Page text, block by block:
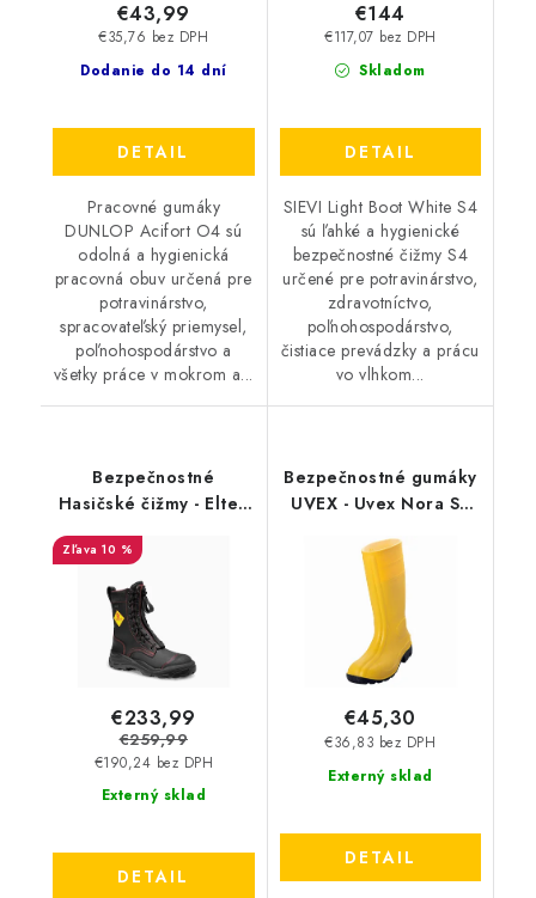
Dodanie do 14 dní
€35,76 bez DPH
€43,99
DETAIL
Pracovné gumáky
DUNLOP Acifort O4 sú
odolná a hygienická
pracovná obuv určená pre
potravinárstvo,
spracovateľský priemysel,
poľnohospodárstvo a
všetky práce v mokrom a...
Skladom
€117,07 bez DPH
€144
DETAIL
SIEVI Light Boot White S4
sú ľahké a hygienické
bezpečnostné čižmy S4
určené pre potravinárstvo,
zdravotníctvo,
poľnohospodárstvo,
čistiace prevádzky a prácu
vo vlhkom...
Bezpečnostné
Hasičské čižmy - Elten
Feuerwehrstiefel EURO
PROOF GTX F2A
39640
10 %
Externý sklad
€190,24 bez DPH
€233,99
€259,99
DETAIL
Bezpečnostné gumáky
UVEX - Uvex Nora S5
Externý sklad
€36,83 bez DPH
€45,30
DETAIL